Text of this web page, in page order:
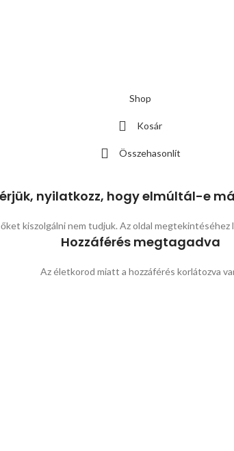
Shop
Kosár
Összehasonlít
nyilatkozz, hogy elmúltál-e
kiszolgálni nem tudjuk. Az oldal
Hozzáférés megtagadva
Az életkorod miatt a hozzáférés korlátozva